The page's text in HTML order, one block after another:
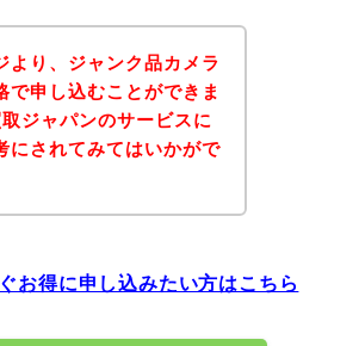
より、ジャンク品カメラ
で申し込むことができま
ジャパンのサービスに
にされてみてはいかがで
お得に申し込みたい方はこちら